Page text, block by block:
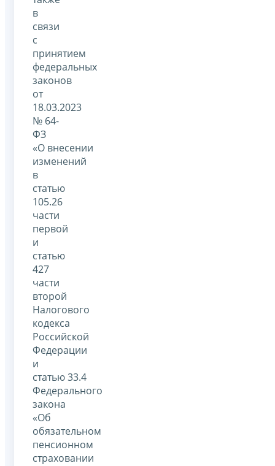
в
связи
с
принятием
федеральных
законов
от
18.03.2023
№ 64-
ФЗ
«О внесении
изменений
в
статью
105.26
части
первой
и
статью
427
части
второй
Налогового
кодекса
Российской
Федерации
и
статью 33.4
Федерального
закона
«Об
обязательном
пенсионном
страховании